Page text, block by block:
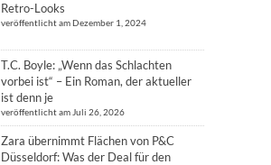
Retro-Looks
veröffentlicht am Dezember 1, 2024
T.C. Boyle: „Wenn das Schlachten
vorbei ist“ – Ein Roman, der aktueller
ist denn je
veröffentlicht am Juli 26, 2026
Zara übernimmt Flächen von P&C
Düsseldorf: Was der Deal für den